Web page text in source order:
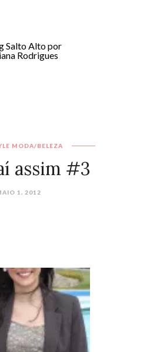
MODA/BELEZA
assim #3
1, 2012